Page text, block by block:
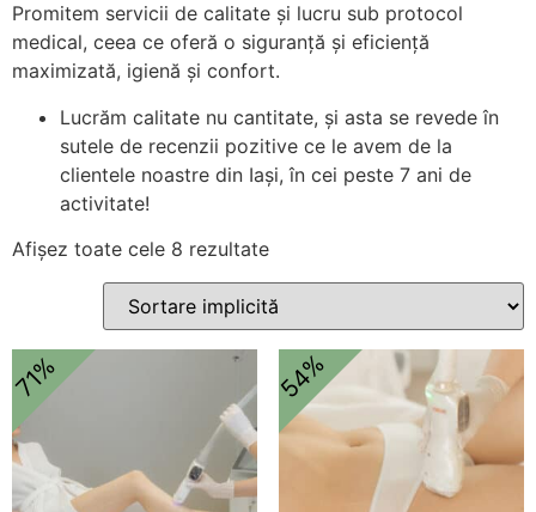
Promitem servicii de calitate și lucru sub protocol
medical, ceea ce oferă o siguranță și eficiență
maximizată, igienă și confort.
Lucrăm calitate nu cantitate, și asta se revede în
sutele de recenzii pozitive ce le avem de la
clientele noastre din Iași, în cei peste 7 ani de
activitate!
Afișez toate cele 8 rezultate
71% 54%